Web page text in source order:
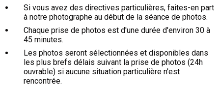
Si vous avez des directives particulières, faites-en part
à notre photographe au début de la séance de photos.
Chaque prise de photos est d'une durée d'environ 30 à
45 minutes.
Les photos seront sélectionnées et disponibles dans
les plus brefs délais suivant la prise de photos (24h
ouvrable) si aucune situation particulière n'est
rencontrée.